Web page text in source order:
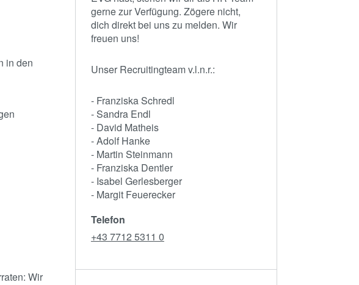
in den
Wir
gerne zur Verfügung. Zögere nicht,
dich direkt bei uns zu melden. Wir
freuen uns!
Unser Recruitingteam v.l.n.r.:
- Franziska Schredl
- Sandra Endl
- David Matheis
- Adolf Hanke
- Martin Steinmann
- Franziska Dentler
- Isabel Gerlesberger
- Margit Feuerecker
Telefon
+43 7712 5311 0